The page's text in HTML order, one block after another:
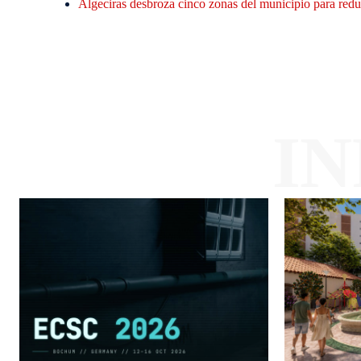
Algeciras desbroza cinco zonas del municipio para